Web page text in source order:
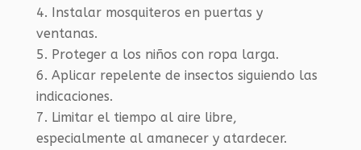
Instalar mosquiteros en puertas y
ventanas.
Proteger a los niños con ropa larga.
Aplicar repelente de insectos siguiendo las
indicaciones.
Limitar el tiempo al aire libre,
especialmente al amanecer y atardecer.